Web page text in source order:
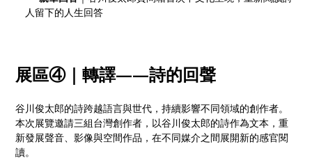
人留下的人生回答
展區④｜轉譯——詩的回聲
谷川俊太郎的詩跨越語言與世代，持續影響不同領域的創作者。
本次展覽邀請三組台灣創作者，以谷川俊太郎的詩作為文本，重
新發展聲音、影像與空間作品，在不同媒介之間展開新的感官閱
讀。